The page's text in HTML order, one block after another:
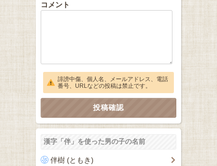
コメント
誹謗中傷、個人名、メールアドレス、電話
番号、URLなどの投稿は禁止です。
漢字「伴」を使った男の子の名前
伴樹 (ともき)